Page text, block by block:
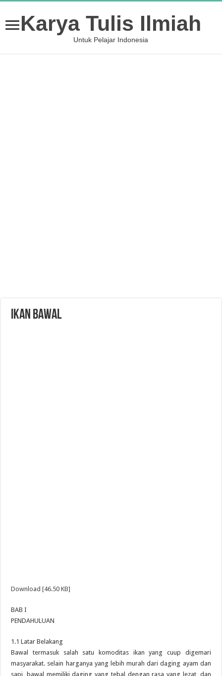
Karya Tulis Ilmiah
Untuk Pelajar Indonesia
Ikan Bawal
Download [46.50 KB]
BAB I
PENDAHULUAN
1.1 Latar Belakang
Bawal termasuk salah satu komoditas ikan yang cuup digemari
masyarakat. selain harganya yang lebih murah dari daging ayam dan
sapi, bawal memiliki daging yang tebal dengan rasa yang lezat, dan